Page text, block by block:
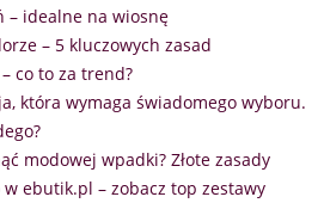
– idealne na wiosnę
– 5 kluczowych zasad
co to za trend?
która wymaga świadomego wyboru.
modowej wpadki? Złote zasady
ebutik.pl – zobacz top zestawy